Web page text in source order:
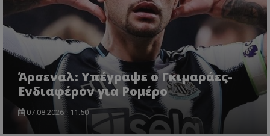
Άρσεναλ: Υπέγραψε ο Γκιμαράες-
Ενδιαφέρον για Ρομέρο
07.08.2026 - 11:50